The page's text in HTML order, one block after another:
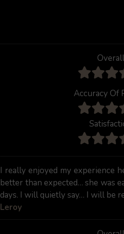
Accuracy Of
I really enjoyed my experience
better than expected… she was
days. I will quietly say… I will be
Leroy